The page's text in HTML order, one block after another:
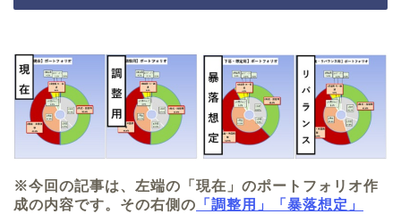
※今回の記事は、左端の「現在」のポートフォリオ作
成の内容です。その右側の 「調整用」「暴落想定」